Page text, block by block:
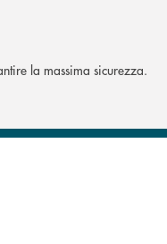
la massima sicurezza.